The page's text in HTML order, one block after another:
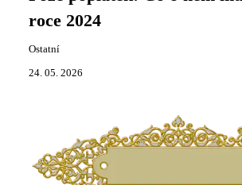
roce 2024
Ostatní
24. 05. 2026